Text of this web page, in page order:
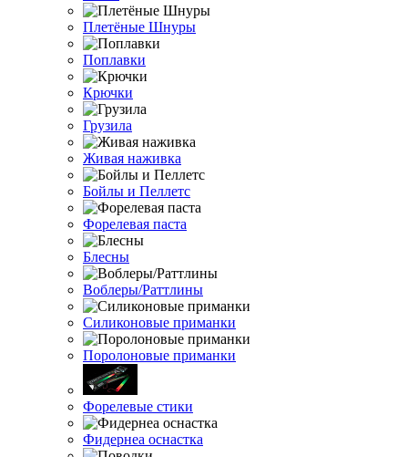
Плетёные Шнуры
Поплавки
Крючки
Грузила
Живая наживка
Бойлы и Пеллетс
Форелевая паста
Блесны
Воблеры/Раттлины
Силиконовые приманки
Поролоновые приманки
Форелевые стики
Фидернеа оснастка